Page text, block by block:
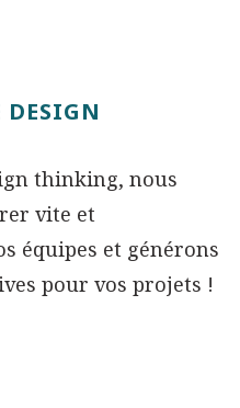
DESIGN
thinking, nous
vite et
équipes et générons
pour vos projets !